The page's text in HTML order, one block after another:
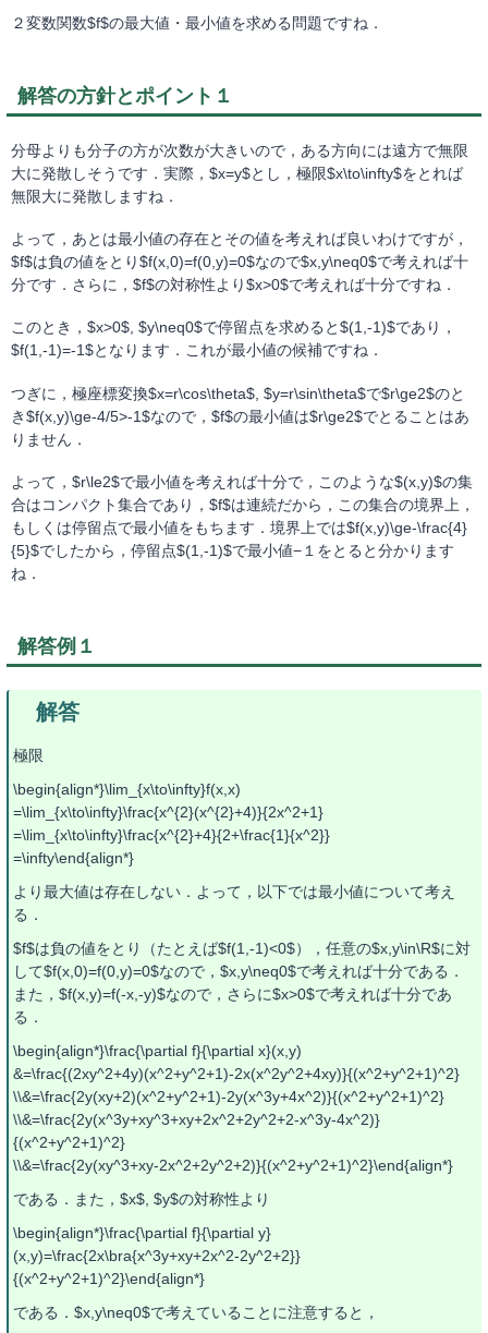
２変数関数$f$の最大値・最小値を求める問題ですね．
解答の方針とポイント１
分母よりも分子の方が次数が大きいので，ある方向には遠方で無限
大に発散しそうです．実際，$x=y$とし，極限$x\to\infty$をとれば
無限大に発散しますね．
よって，あとは最小値の存在とその値を考えれば良いわけですが，
$f$は負の値をとり$f(x,0)=f(0,y)=0$なので$x,y\neq0$で考えれば十
分です．さらに，$f$の対称性より$x>0$で考えれば十分ですね．
このとき，$x>0$, $y\neq0$で停留点を求めると$(1,-1)$であり，
$f(1,-1)=-1$となります．これが最小値の候補ですね．
つぎに，極座標変換$x=r\cos\theta$, $y=r\sin\theta$で$r\ge2$のと
き$f(x,y)\ge-4/5>-1$なので，$f$の最小値は$r\ge2$でとることはあ
りません．
よって，$r\le2$で最小値を考えれば十分で，このような$(x,y)$の集
合はコンパクト集合であり，$f$は連続だから，この集合の境界上，
もしくは停留点で最小値をもちます．境界上では$f(x,y)\ge-\frac{4}
{5}$でしたから，停留点$(1,-1)$で最小値−１をとると分かります
ね．
解答例１
極限
\begin{align*}\lim_{x\to\infty}f(x,x)
=\lim_{x\to\infty}\frac{x^{2}(x^{2}+4)}{2x^2+1}
=\lim_{x\to\infty}\frac{x^{2}+4}{2+\frac{1}{x^2}}
=\infty\end{align*}
より最大値は存在しない．よって，以下では最小値について考え
る．
$f$は負の値をとり（たとえば$f(1,-1)<0$），任意の$x,y\in\R$に対
して$f(x,0)=f(0,y)=0$なので，$x,y\neq0$で考えれば十分である．
また，$f(x,y)=f(-x,-y)$なので，さらに$x>0$で考えれば十分であ
る．
\begin{align*}\frac{\partial f}{\partial x}(x,y)
&=\frac{(2xy^2+4y)(x^2+y^2+1)-2x(x^2y^2+4xy)}{(x^2+y^2+1)^2}
\\&=\frac{2y(xy+2)(x^2+y^2+1)-2y(x^3y+4x^2)}{(x^2+y^2+1)^2}
\\&=\frac{2y(x^3y+xy^3+xy+2x^2+2y^2+2-x^3y-4x^2)}
{(x^2+y^2+1)^2}
\\&=\frac{2y(xy^3+xy-2x^2+2y^2+2)}{(x^2+y^2+1)^2}\end{align*}
である．また，$x$, $y$の対称性より
\begin{align*}\frac{\partial f}{\partial y}
(x,y)=\frac{2x\bra{x^3y+xy+2x^2-2y^2+2}}
{(x^2+y^2+1)^2}\end{align*}
である．$x,y\neq0$で考えていることに注意すると，